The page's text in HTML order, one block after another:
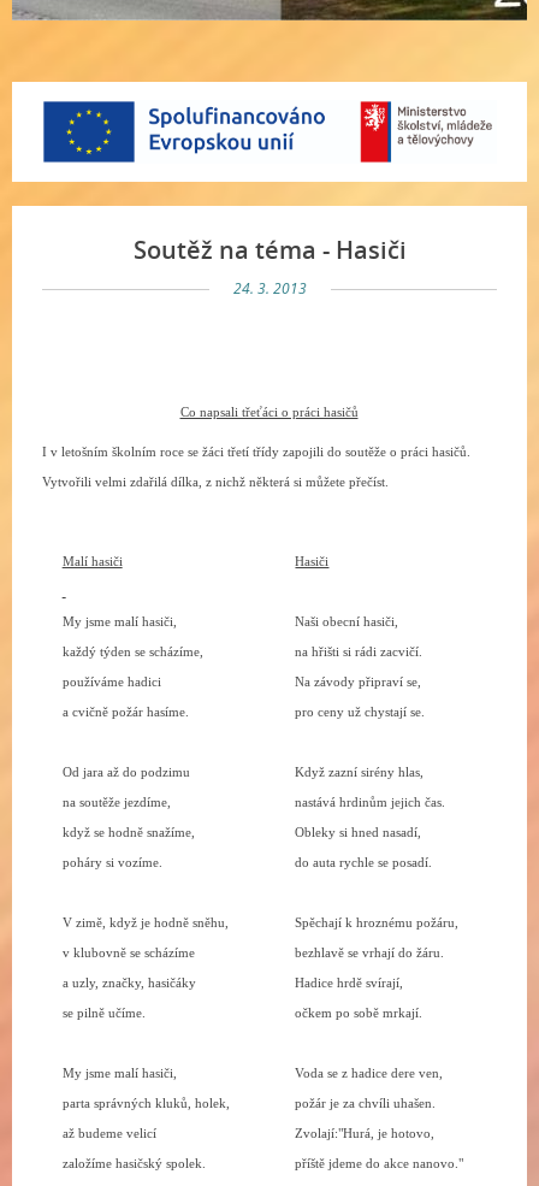
Soutěž na téma - Hasiči
24. 3. 2013
Co napsali třeťáci o práci hasičů
I v letošním školním roce se žáci třetí třídy zapojili do soutěže o práci hasičů.
Vytvořili velmi zdařilá dílka, z nichž některá si můžete přečíst.
Malí hasiči
My jsme malí hasiči,
každý týden se scházíme,
používáme hadici
a cvičně požár hasíme.
Od jara až do podzimu
na soutěže jezdíme,
když se hodně snažíme,
poháry si vozíme.
V zimě, když je hodně sněhu,
v klubovně se scházíme
a uzly, značky, hasičáky
se pilně učíme.
My jsme malí hasiči,
parta správných kluků, holek,
až budeme velicí
založíme hasičský spolek.
Hasiči
Naši obecní hasiči,
na hřišti si rádi zacvičí.
Na závody připraví se,
pro ceny už chystají se.
Když zazní sirény hlas,
nastává hrdinům jejich čas.
Obleky si hned nasadí,
do auta rychle se posadí.
Spěchají k hroznému požáru,
bezhlavě se vrhají do žáru.
Hadice hrdě svírají,
očkem po sobě mrkají.
Voda se z hadice dere ven,
požár je za chvíli uhašen.
Zvolají:"Hurá, je hotovo,
příště jdeme do akce nanovo."